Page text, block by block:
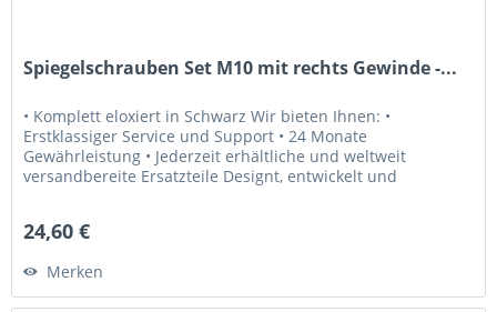
Spiegelschrauben Set M10 mit rechts Gewinde -...
• Komplett eloxiert in Schwarz Wir bieten Ihnen: •
Erstklassiger Service und Support • 24 Monate
Gewährleistung • Jederzeit erhältliche und weltweit
versandbereite Ersatzteile Designt, entwickelt und
24,60 €
Merken